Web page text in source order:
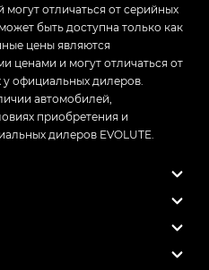
отличаться от серийных
быть доступна только как
цены являются
ценами и могут отличаться от
у официальных дилеров.
автомобилей,
приобретения и
дилеров EVOLUTE.